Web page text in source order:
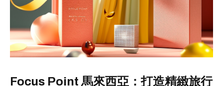
Focus Point 馬來西亞：打造精緻旅行